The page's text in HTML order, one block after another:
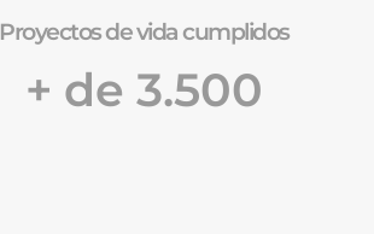
Proyectos de vida cumplidos
+ de 3.500